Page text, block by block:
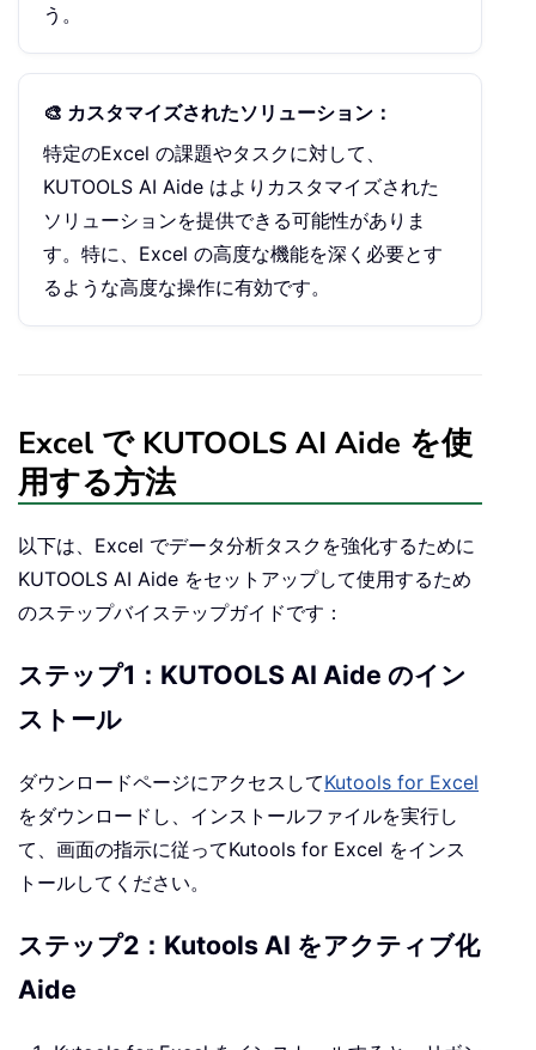
う。
🎨 カスタマイズされたソリューション：
特定のExcel の課題やタスクに対して、
KUTOOLS AI Aide はよりカスタマイズされた
ソリューションを提供できる可能性がありま
す。特に、Excel の高度な機能を深く必要とす
るような高度な操作に有効です。
Excel で KUTOOLS AI Aide を使
用する方法
以下は、Excel でデータ分析タスクを強化するために
KUTOOLS AI Aide をセットアップして使用するため
のステップバイステップガイドです：
ステップ1：KUTOOLS AI Aide のイン
ストール
ダウンロードページにアクセスしてKutools for Excel
をダウンロードし、インストールファイルを実行し
て、画面の指示に従ってKutools for Excel をインス
トールしてください。
ステップ2：Kutools AI をアクティブ化
Aide